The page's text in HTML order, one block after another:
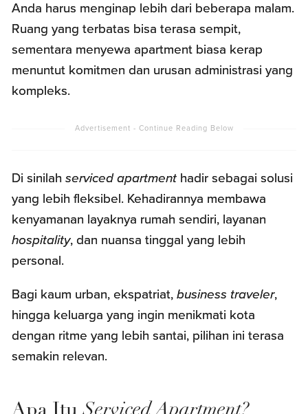
Anda harus menginap lebih dari beberapa malam.
Ruang yang terbatas bisa terasa sempit,
sementara menyewa apartment biasa kerap
menuntut komitmen dan urusan administrasi yang
kompleks.
Di sinilahserviced apartment hadir sebagai solusi
yang lebih fleksibel. Kehadirannya membawa
kenyamanan layaknya rumah sendiri, layanan
hospitality, dan nuansa tinggal yang lebih
personal.
Bagi kaum urban, ekspatriat,business traveler,
hingga keluarga yang ingin menikmati kota
dengan ritme yang lebih santai, pilihan ini terasa
semakin relevan.